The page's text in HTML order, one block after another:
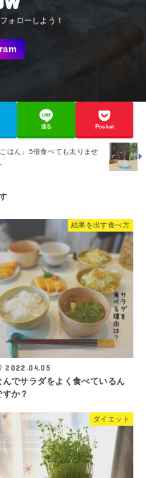
送る Pocket
ごはん」5倍食べても太りませ
結果を出す食べ方
2022.04.05
んでサラダをよく食べているん
すか？
ダイエット